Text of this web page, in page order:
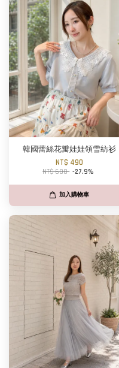
韓國蕾絲花瓣娃娃領雪紡衫
NT$ 490
NT$ 680 -27.9%
加入購物車